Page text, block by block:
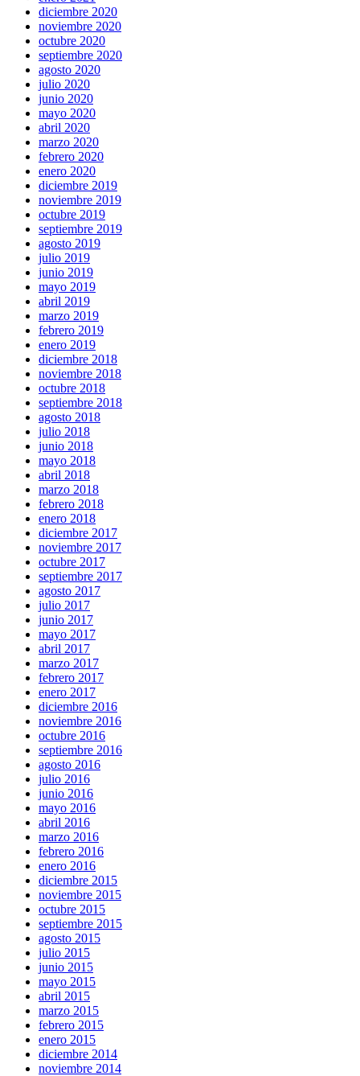
diciembre 2020
noviembre 2020
octubre 2020
septiembre 2020
agosto 2020
julio 2020
junio 2020
mayo 2020
abril 2020
marzo 2020
febrero 2020
enero 2020
diciembre 2019
noviembre 2019
octubre 2019
septiembre 2019
agosto 2019
julio 2019
junio 2019
mayo 2019
abril 2019
marzo 2019
febrero 2019
enero 2019
diciembre 2018
noviembre 2018
octubre 2018
septiembre 2018
agosto 2018
julio 2018
junio 2018
mayo 2018
abril 2018
marzo 2018
febrero 2018
enero 2018
diciembre 2017
noviembre 2017
octubre 2017
septiembre 2017
agosto 2017
julio 2017
junio 2017
mayo 2017
abril 2017
marzo 2017
febrero 2017
enero 2017
diciembre 2016
noviembre 2016
octubre 2016
septiembre 2016
agosto 2016
julio 2016
junio 2016
mayo 2016
abril 2016
marzo 2016
febrero 2016
enero 2016
diciembre 2015
noviembre 2015
octubre 2015
septiembre 2015
agosto 2015
julio 2015
junio 2015
mayo 2015
abril 2015
marzo 2015
febrero 2015
enero 2015
diciembre 2014
noviembre 2014